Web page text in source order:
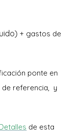
+ gastos de
ponte en
de referencia, y
de esta